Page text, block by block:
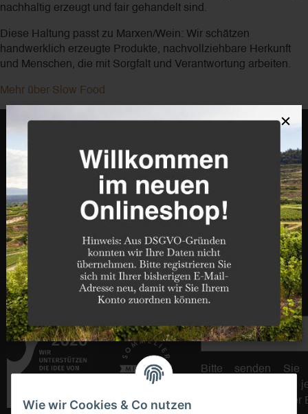
Wie wir Cookies & Co nutzen
nachhaltig erzeugt und fair gehandelt sind.
Diese Haltung passt zu Marxen/Wein: Wir schätzen
handwerklich erzeugte Produkte, nachvollziehbare Herkunft
und Menschen, die mit Sorgfalt und Verantwortung arbeiten.
Mehr über Slow Food
Informationen
Weinart
Über uns
Standorte
E-Mail-Adresse
Bitte senden
regelmäßig und
Produktsortiment per
×